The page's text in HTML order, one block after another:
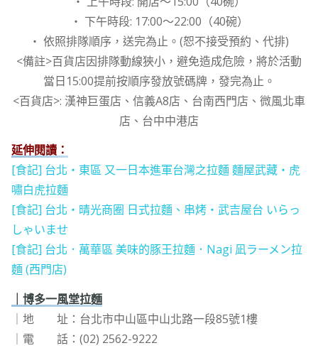
・ 下午時段: 17:00～22:00（40碗）
・ 依照排隊順序，送完為止。(恕不接受預約、代排)
<備註>百貨店因排隊動線狹小，避免造成危險，將於活動
當日15:00提前按順序發放號碼牌，發完為止。
<百貨店>: 漢神巨蛋店、信義A8店、台南西門店、微風北車
店、台中中港店
延伸閱讀：
[食記] 台北‧東區 又一日本進軍台灣之拉麵 麵屋武藏‧虎
嘯白虎拉麵
[食記] 台北‧晴光商圈 日式拉麵、串烤‧武吉屋台 いらっ
しゃいませ
[食記] 台北．萬華區 美味的豚王拉麵．Nagi 凪ラーメン拉
麵 (西門店)
｜博多一風堂拉麵
｜地 址：台北市中山區中山北路一段85號1樓
｜電 話：(02) 2562-9222